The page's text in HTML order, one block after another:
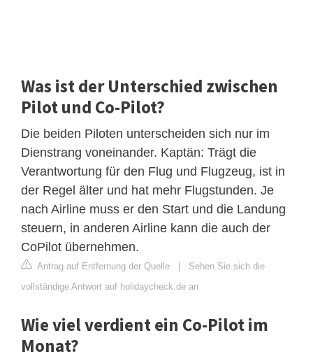
Was ist der Unterschied zwischen
Pilot und Co-Pilot?
Die beiden Piloten unterscheiden sich nur im
Dienstrang voneinander. Kaptän: Trägt die
Verantwortung für den Flug und Flugzeug, ist in
der Regel älter und hat mehr Flugstunden. Je
nach Airline muss er den Start und die Landung
steuern, in anderen Airline kann die auch der
CoPilot übernehmen.
Antrag auf Entfernung der Quelle
Sehen Sie sich die
vollständige Antwort auf holidaycheck.de an
Wie viel verdient ein Co-Pilot im
Monat?